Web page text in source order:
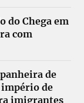
do Chega em
com
de
império de
imigrantes